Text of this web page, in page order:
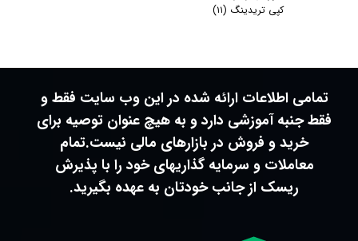
کپی تریدینگ (۱۱)
تمامی اطلاعات ارائه شده در این وب سایت فقط و
فقط جنبه آموزشی دارد و به هیچ عنوان توصیه برای
خرید و فروش در بازارهای مالی نیست.تمام
معاملات و سرمایه گذاریهای خود را با پذیرش
ریسک از جانب خودتان به عهده بگیرید.